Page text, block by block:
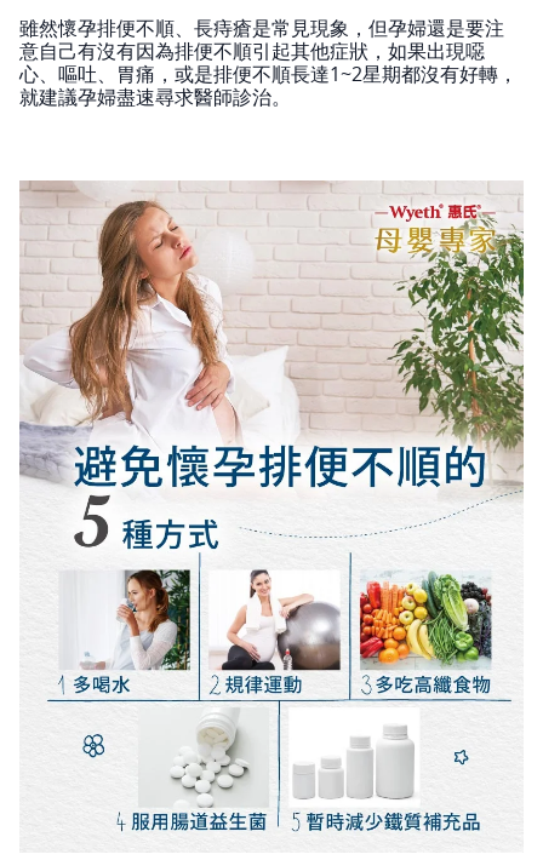
雖然懷孕排便不順、長痔瘡是常見現象，但孕婦還是要注
意自己有沒有因為排便不順引起其他症狀，如果出現噁
心、嘔吐、胃痛，或是排便不順長達1~2星期都沒有好轉，
就建議孕婦盡速尋求醫師診治。